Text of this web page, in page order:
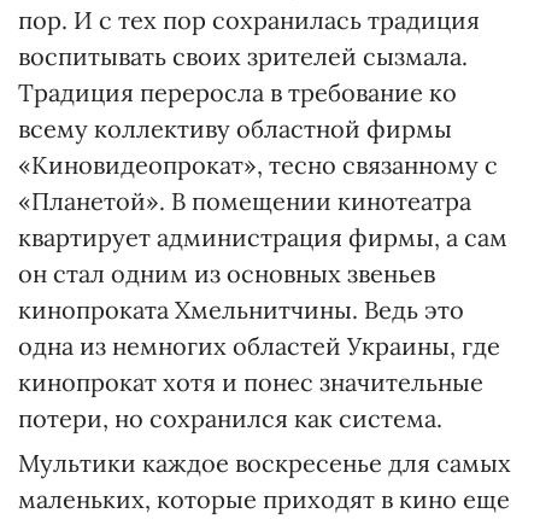
пор. И с тех пор сохранилась традиция
воспитывать своих зрителей сызмала.
Традиция переросла в требование ко
всему коллективу областной фирмы
«Киновидеопрокат», тесно связанному с
«Планетой». В помещении кинотеатра
квартирует администрация фирмы, а сам
он стал одним из основных звеньев
кинопроката Хмельнитчины. Ведь это
одна из немногих областей Украины, где
кинопрокат хотя и понес значительные
потери, но сохранился как система.
Мультики каждое воскресенье для самых
маленьких, которые приходят в кино еще